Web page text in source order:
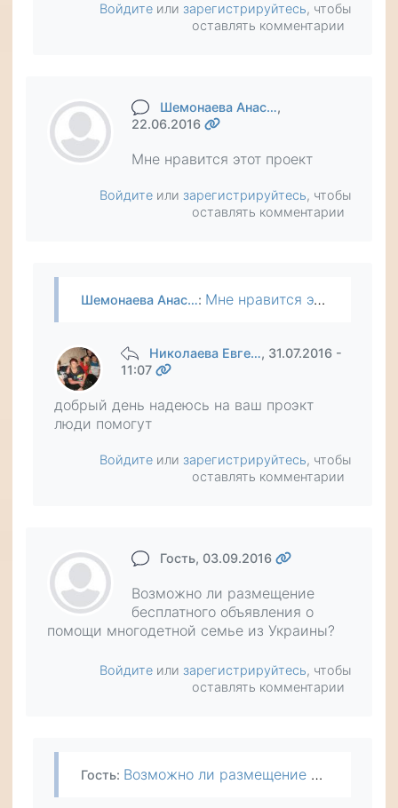
Войдите или зарегистрируйтесь, чтобы
оставлять комментарии
Шемонаева Анас…,
22.06.2016
Мне нравится этот проект
Войдите или зарегистрируйтесь, чтобы
оставлять комментарии
Шемонаева Анас…: Мне нравится этот проект
Николаева Евге…, 31.07.2016 -
11:07
добрый день надеюсь на ваш проэкт
люди помогут
Войдите или зарегистрируйтесь, чтобы
оставлять комментарии
Гость, 03.09.2016
Возможно ли размещение
бесплатного объявления о
помощи многодетной семье из Украины?
Войдите или зарегистрируйтесь, чтобы
оставлять комментарии
Гость: Возможно ли размещение бесплатного объявления о помощи многодетной семье из Украины?